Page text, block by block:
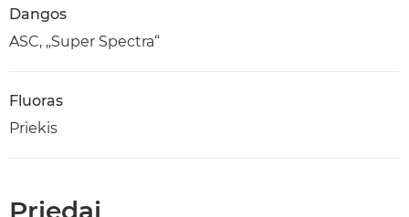
Dangos
ASC, „Super Spectra“
Fluoras
Priekis
Priedai